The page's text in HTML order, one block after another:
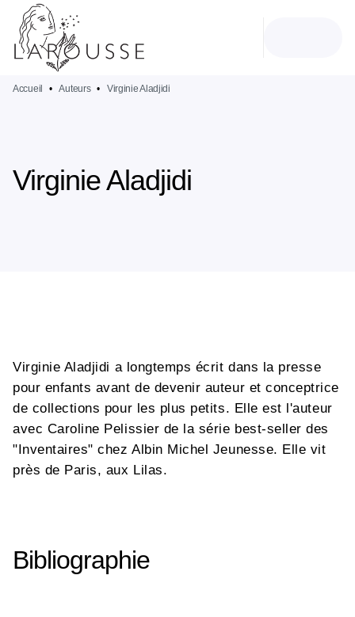
MENU
PIED DE PAGE
Accueil • Auteurs • Virginie Aladjidi
Virginie Aladjidi
Virginie Aladjidi a longtemps écrit dans la presse
pour enfants avant de devenir auteur et conceptrice
de collections pour les plus petits. Elle est l'auteur
avec Caroline Pelissier de la série best-seller des
"Inventaires" chez Albin Michel Jeunesse. Elle vit
près de Paris, aux Lilas.
Bibliographie